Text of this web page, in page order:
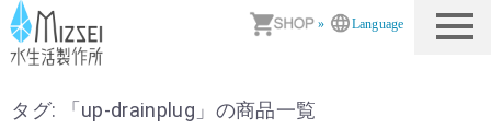
» Language
商品情報｜水生活製作所
タグ: 「 up-drainplug 」の商品一覧